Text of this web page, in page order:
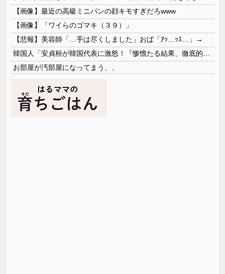
【画像】最近の高級ミニバンの顔キモすぎだろwww
【画像】「ワイらのゴマキ（３９）」
【悲報】美容師「…手は尽くしました」おば「ｱｯ…ｯｽ…」→
お部屋が汚部屋になってまう、、